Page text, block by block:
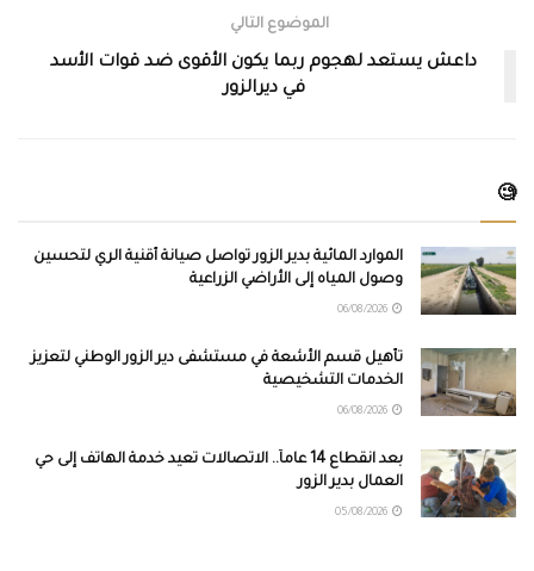
الموضوع التالي
داعش يستعد لهجوم ربما يكون الأقوى ضد قوات الأسد
في ديرالزور
🧐
الموارد المائية بدير الزور تواصل صيانة أقنية الري لتحسين
وصول المياه إلى الأراضي الزراعية
تأهيل قسم الأشعة في مستشفى دير الزور الوطني لتعزيز
الخدمات التشخيصية
بعد انقطاع 14 عاماً.. الاتصالات تعيد خدمة الهاتف إلى حي
العمال بدير الزور